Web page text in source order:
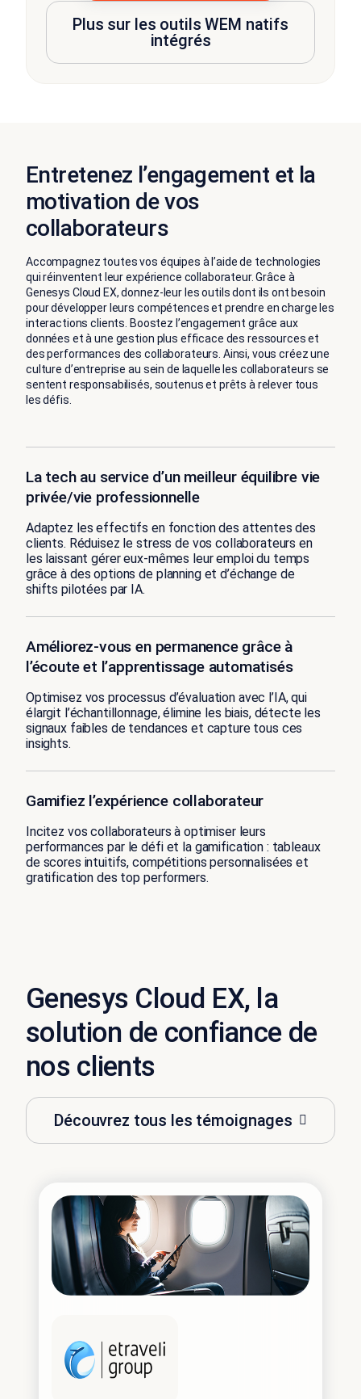
Plus sur les outils WEM natifs
intégrés
Entretenez l’engagement et la
motivation de vos
collaborateurs
Accompagnez toutes vos équipes à l’aide de technologies
qui réinventent leur expérience collaborateur. Grâce à
Genesys Cloud EX, donnez-leur les outils dont ils ont besoin
pour développer leurs compétences et prendre en charge les
interactions clients. Boostez l’engagement grâce aux
données et à une gestion plus efficace des ressources et
des performances des collaborateurs. Ainsi, vous créez une
culture d’entreprise au sein de laquelle les collaborateurs se
sentent responsabilisés, soutenus et prêts à relever tous
les défis.
La tech au service d’un meilleur équilibre vie
privée/vie professionnelle
Adaptez les effectifs en fonction des attentes des
clients. Réduisez le stress de vos collaborateurs en
les laissant gérer eux-mêmes leur emploi du temps
grâce à des options de planning et d’échange de
shifts pilotées par IA.
Améliorez-vous en permanence grâce à
l’écoute et l’apprentissage automatisés
Optimisez vos processus d’évaluation avec l’IA, qui
élargit l’échantillonnage, élimine les biais, détecte les
signaux faibles de tendances et capture tous ces
insights.
Gamifiez l’expérience collaborateur
Incitez vos collaborateurs à optimiser leurs
performances par le défi et la gamification : tableaux
de scores intuitifs, compétitions personnalisées et
gratification des top performers.
Genesys Cloud EX, la
solution de confiance de
nos clients
Découvrez tous les témoignages